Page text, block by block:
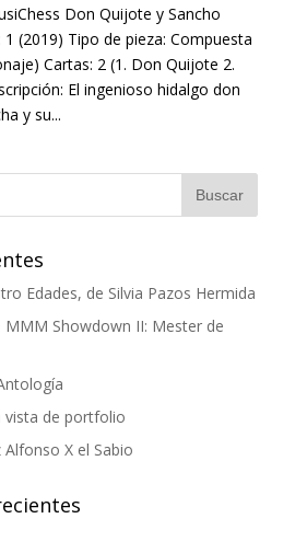
Don Quijote y Sancho
(2019) Tipo de pieza: Compuesta
Cartas: 2 (1. Don Quijote 2.
El ingenioso hidalgo don
y su...
Edades, de Silvia Pazos Hermida
MMM Showdown II: Mester de
vista de portfolio
X el Sabio